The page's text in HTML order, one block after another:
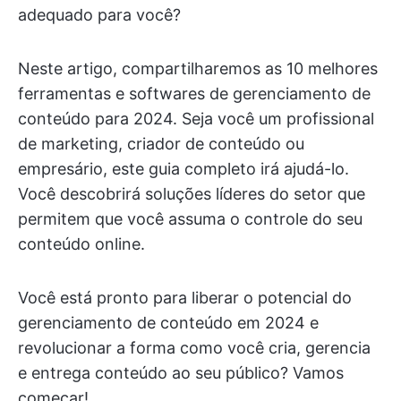
adequado para você?
Neste artigo, compartilharemos as 10 melhores
ferramentas e softwares de gerenciamento de
conteúdo para 2024. Seja você um profissional
de marketing, criador de conteúdo ou
empresário, este guia completo irá ajudá-lo.
Você descobrirá soluções líderes do setor que
permitem que você assuma o controle do seu
conteúdo online.
Você está pronto para liberar o potencial do
gerenciamento de conteúdo em 2024 e
revolucionar a forma como você cria, gerencia
e entrega conteúdo ao seu público? Vamos